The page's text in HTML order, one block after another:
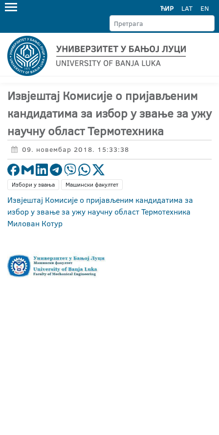
ЋИР LAT EN
Извјештај Комисије о пријављеним
кандидатима за избор у звање за ужу
научну област Термотехника
09. новембар 2018. 15:33:38
Избори у звања Машински факултет
Извјештај Комисије о пријављеним кандидатима за
избор у звање за ужу научну област Термотехника
Милован Котур